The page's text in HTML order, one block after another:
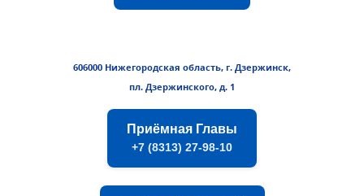
606000 Нижегородская область, г. Дзержинск,
пл. Дзержинского, д. 1
Приёмная Главы
+7 (8313) 27-98-10